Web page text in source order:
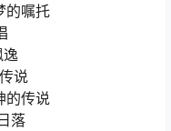
的嘱托
逸
说
的传说
落